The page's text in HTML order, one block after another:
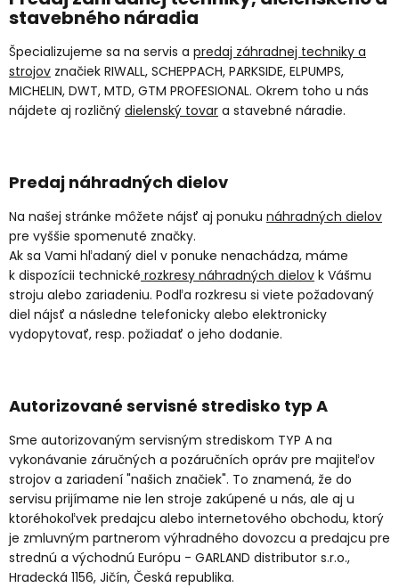
stavebného náradia
Špecializujeme sa na servis a predaj záhradnej techniky a
strojov značiek RIWALL, SCHEPPACH, PARKSIDE, ELPUMPS,
MICHELIN, DWT, MTD, GTM PROFESIONAL. Okrem toho u nás
nájdete aj rozličný dielenský tovar a stavebné náradie.
Predaj náhradných dielov
Na našej stránke môžete nájsť aj ponuku náhradných dielov
pre vyššie spomenuté značky.
Ak sa Vami hľadaný diel v ponuke nenachádza, máme
k dispozícii technické rozkresy náhradných dielov k Vášmu
stroju alebo zariadeniu. Podľa rozkresu si viete požadovaný
diel nájsť a následne telefonicky alebo elektronicky
vydopytovať, resp. požiadať o jeho dodanie.
Autorizované servisné stredisko typ A
Sme autorizovaným servisným strediskom TYP A na
vykonávanie záručných a pozáručních opráv pre majiteľov
strojov a zariadení "našich značiek". To znamená, že do
servisu prijímame nie len stroje zakúpené u nás, ale aj u
ktoréhokoľvek predajcu alebo internetového obchodu, ktorý
je zmluvným partnerom výhradného dovozcu a predajcu pre
strednú a východnú Európu - GARLAND distributor s.r.o.,
Hradecká 1156, Jičín, Česká republika.